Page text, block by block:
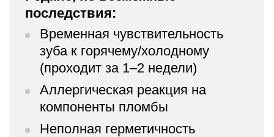
последствия:
Временная чувствительность
зуба к горячему/холодному
(проходит за 1–2 недели)
Аллергическая реакция на
компоненты пломбы
Неполная герметичность